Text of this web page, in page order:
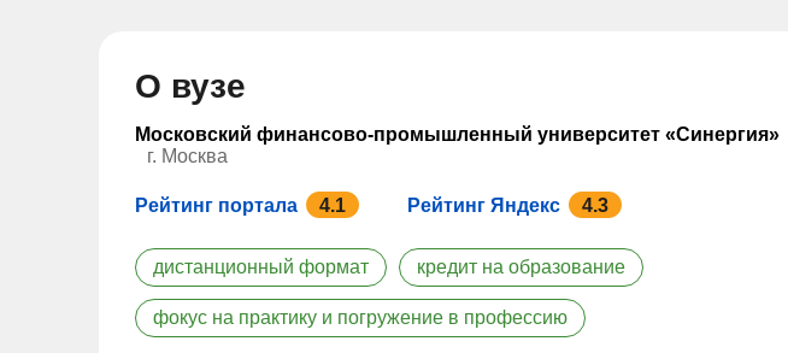
О вузе
Московский финансово-промышленный университет «Синергия»
г. Москва
Рейтинг портала 4.1 Рейтинг Яндекс 4.3
дистанционный формат кредит на образование
фокус на практику и погружение в профессию